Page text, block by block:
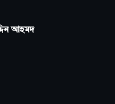
আহমদ